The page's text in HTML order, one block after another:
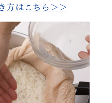
方はこちら＞＞